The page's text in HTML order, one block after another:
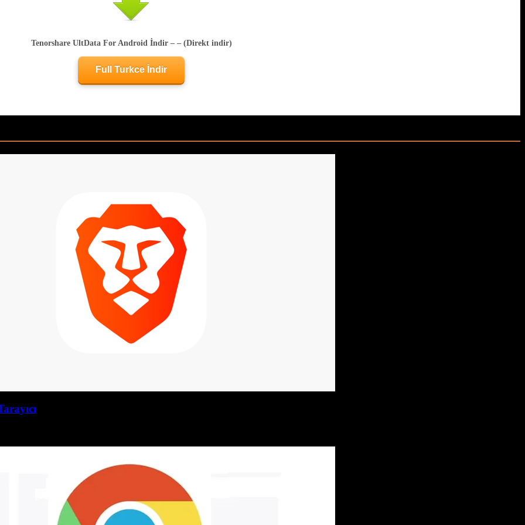
Tenorshare UltData For Android İndir – – (Direkt indir)
Full Turkce İndir